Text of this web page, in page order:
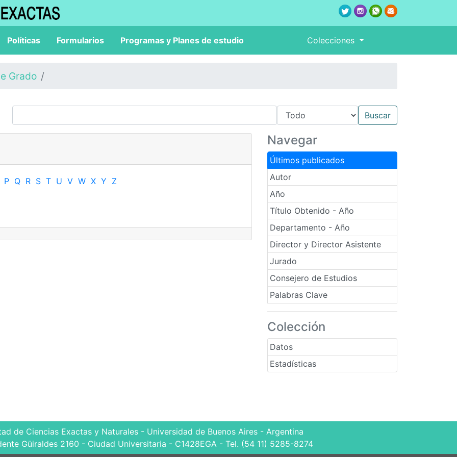
Políticas Formularios Programas y Planes de estudio Colecciones
Grado
Navegar
Últimos publicados
Autor
Año
Título Obtenido - Año
Departamento - Año
Director y Director Asistente
Jurado
Consejero de Estudios
Palabras Clave
Colección
Datos
Estadísticas
P Q R S T U V W X Y Z
de Ciencias Exactas y Naturales - Universidad de Buenos Aires - Argentina
Güiraldes 2160 - Ciudad Universitaria - C1428EGA - Tel. (54 11) 5285-8274